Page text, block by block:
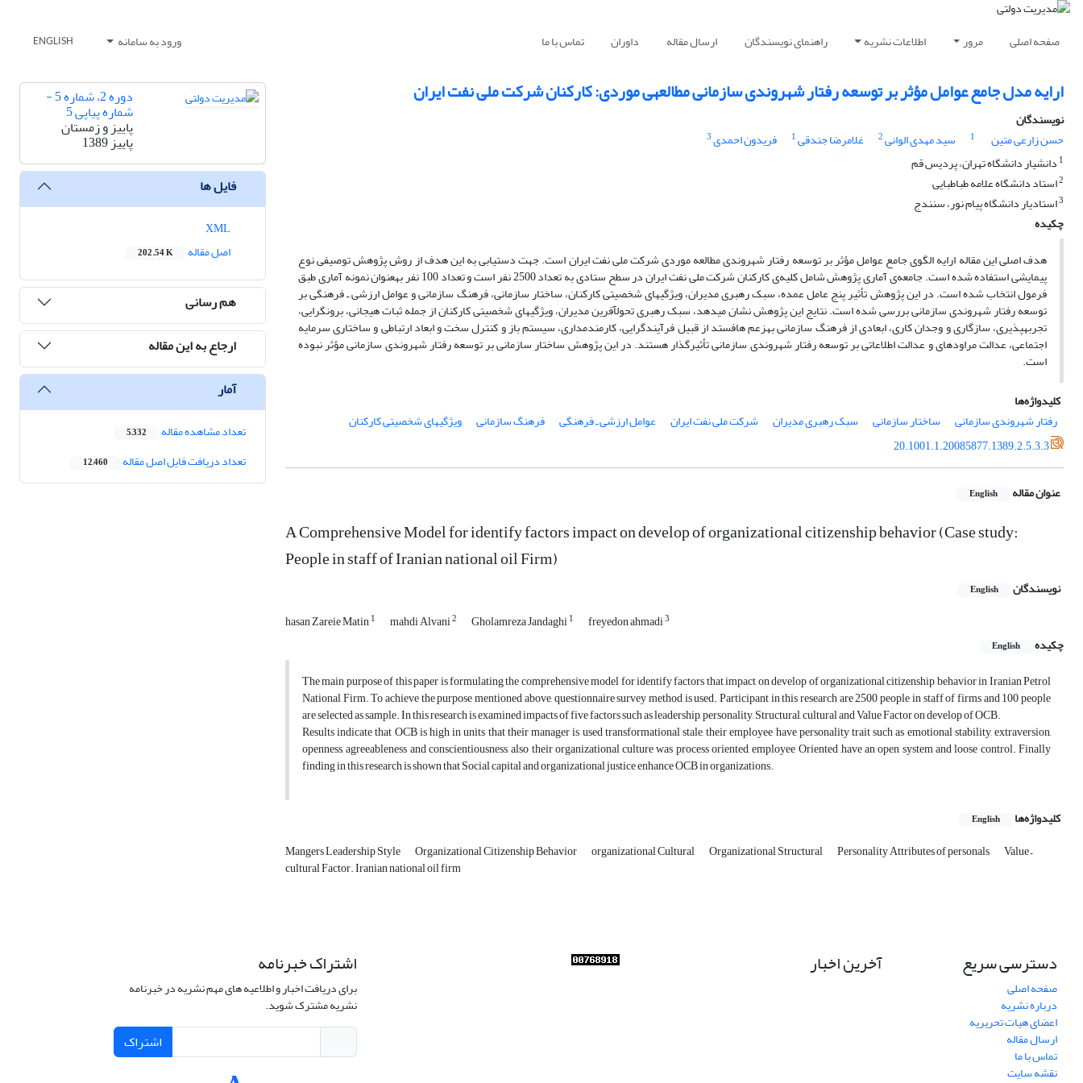
صفحه اصلی مرور اطلاعات نشریه راهنمای نویسندگان ارسال مقاله داوران تماس با ما ورود به سامانه ENGLISH
ارایه مدل جامع عوامل مؤثر بر توسعه رفتار شهروندی سازمانی مطالعه‎‎ی موردی‎: کارکنان شرکت ملی نفت ایران
نویسندگان
حسن زارعی متین
1 سید مهدی الوانی2 غلامرضا جندقی1 فریدون احمدی3
1 دانشیار دانشگاه تهران، پردیس قم
2استاد دانشگاه علامه طباطبایی
3استادیار دانشگاه پیام نور، سنندج
چکیده
هدف اصلی این مقاله ارایه الگوی جامع عوامل مؤثر بر توسعه رفتار شهروندی مطالعه موردی شرکت ملی نفت ایران است. جهت دستیابی به این هدف از روش پژوهش توصیفی نوع
پیمایشی استفاده شده است. جامعه‌ی آماری پژوهش شامل کلیه‌ی کارکنان شرکت ملی نفت ایران در سطح ستادی به تعداد 2500 نفر است و تعداد 100 نفر به‎عنوان نمونه آماری طبق
فرمول انتخاب شده است. در این پژوهش تأثیر پنج عامل عمده، سبک رهبری مدیران، ویژگی‎های شخصیتی کارکنان، ساختار سازمانی، فرهنگ سازمانی و عوامل ارزشی ـ فرهنگی بر
توسعه رفتار شهروندی سازمانی بررسی شده است.‌ نتایج این پژوهش نشان می‎دهد، سبک رهبری تحول‎آفرین مدیران، ویژگی‎های شخصیتی کارکنان از جمله ثبات هیجانی، برونگرایی،
تجربه‎پذیری، سازگاری و وجدان کاری، ابعادی از فرهنگ سازمانی به‎زعم هافستد از قبیل فرآیندگرایی، کارمندمداری، سیستم باز و کنترل سخت و ابعاد ارتباطی و ساختاری سرمایه
اجتماعی، عدالت مراوده‎ای و عدالت اطلاعاتی بر توسعه رفتار شهروندی سازمانی تأثیرگذار هستند. در این پژوهش ساختار سازمانی بر توسعه رفتار شهروندی سازمانی مؤثر نبوده
است.
کلیدواژه‌ها
رفتار شهروندی سازمانی
ساختار سازمانی سبک رهبری مدیران شرکت ملی نفت ایران عوامل ارزشی ـ فرهنگی فرهنگ سازمانی
ویژگی‎های شخصیتی کارکنان
20.1001.1.20085877.1389.2.5.3.3
عنوان مقاله English
A Comprehensive Model for identify factors impact on develop of organizational citizenship behavior (Case study:
People in staff of Iranian national oil Firm)
نویسندگان English
hasan Zareie Matin1 mahdi Alvani2 Gholamreza Jandaghi1 freyedon ahmadi3
چکیده English
The main purpose of this paper is formulating the comprehensive model for identify factors that impact on develop of organizational citizenship behavior in Iranian Petrol
National Firm. To achieve the purpose mentioned above, questionnaire survey method is used. Participant in this research are 2500 people in staff of firms and 100 people
are selected as sample. In this research is examined impacts of five factors such as leadership, personality, Structural, cultural and Value Factor on develop of OCB.
Results indicate that OCB is high in units that their manager is used transformational stale, their employee have personality trait such as emotional stability, extraversion,
openness, agreeableness and conscientiousness, also their organizational culture was process oriented, employee Oriented ,have an open system and loose control. Finally
finding in this research is shown that Social capital and organizational justice enhance OCB in organizations.
کلیدواژه‌ها English
Mangers Leadership Style Organizational Citizenship Behavior organizational Cultural Organizational Structural Personality Attributes of personals Value –
cultural Factor. Iranian national oil firm
دوره 2، شماره 5 -
شماره پیاپی 5
پاییز و زمستان
پاییز 1389
فایل ها
اصل مقاله
202.54 K
هم رسانی
ارجاع به این مقاله
آمار
تعداد مشاهده مقاله 5,332
تعداد دریافت فایل اصل مقاله 12,460
دسترسی سریع
صفحه اصلی
درباره نشریه
اعضای هیات تحریریه
ارسال مقاله
تماس با ما
نقشه سایت
آخرین اخبار اشتراک خبرنامه
برای دریافت اخبار و اطلاعیه های مهم نشریه در خبرنامه
نشریه مشترک شوید.
اشتراک